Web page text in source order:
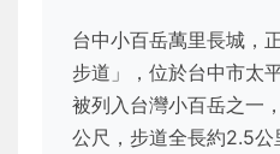
台中小百岳萬里長城，
步道」，位於台中市太
被列入台灣小百岳之一
公尺，步道全長約2.5